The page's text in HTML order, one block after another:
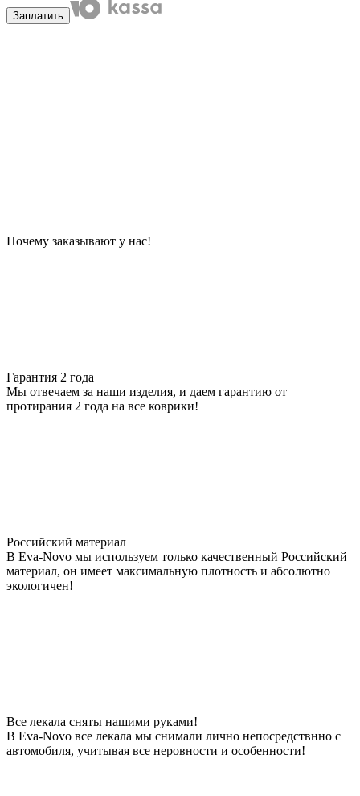
Заплатить
Почему заказывают у нас!
Гарантия 2 года
Мы отвечаем за наши изделия, и даем гарантию от
протирания 2 года на все коврики!
Российский материал
В Eva-Novo мы используем только качественный Российский
материал, он имеет максимальную плотность и абсолютно
экологичен!
Все лекала сняты нашими руками!
В Eva-Novo все лекала мы снимали лично непосредствнно с
автомобиля, учитывая все неровности и особенности!